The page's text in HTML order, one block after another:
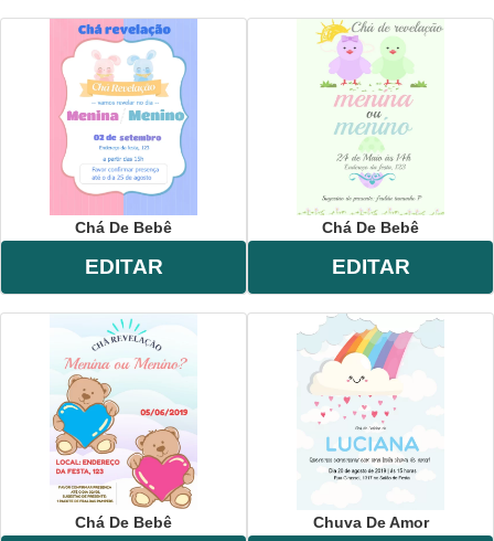
Chá De Bebê
EDITAR
Chá De Bebê
EDITAR
Chá De Bebê Chuva De Amor